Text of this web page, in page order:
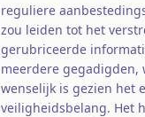
reguliere
zou leiden tot het
gerubriceerde
meerdere gegadigden,
wenselijk is gezien het
veiligheidsbelang. Het